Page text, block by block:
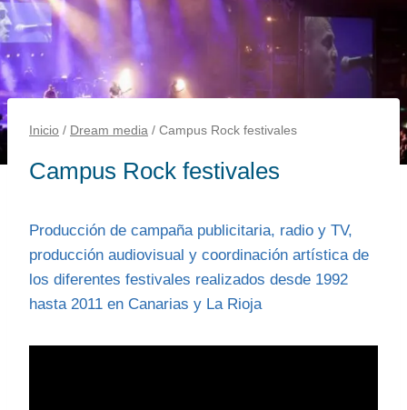
Inicio / Dream media / Campus Rock festivales
Campus Rock festivales
Producción de campaña publicitaria, radio y TV,
producción audiovisual y coordinación artística de
los diferentes festivales realizados desde 1992
hasta 2011 en Canarias y La Rioja